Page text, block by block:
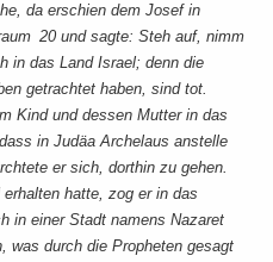
da erschien dem Josef in
20 und sagte: Steh auf, nimm
in das Land Israel; denn die
getrachtet haben, sind tot.
Kind und dessen Mutter in das
in Judäa Archelaus anstelle
er sich, dorthin zu gehen.
hatte, zog er in das
in einer Stadt namens Nazaret
was durch die Propheten gesagt